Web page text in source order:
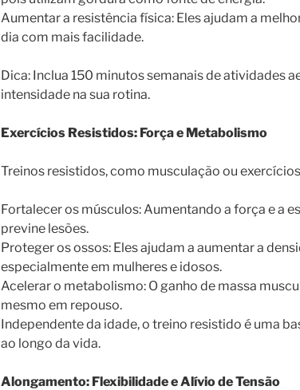
Aumentar a resistência física: Eles ajudam a
dia com mais facilidade.
Dica: Inclua 150 minutos semanais de atividades
intensidade na sua rotina.
Exercícios Resistidos: Força e Metabolismo
Treinos resistidos, como musculação ou
Fortalecer os músculos: Aumentando a força e a
previne lesões.
Proteger os ossos: Eles ajudam a aumentar a
especialmente em mulheres e idosos.
Acelerar o metabolismo: O ganho de massa
mesmo em repouso.
Independente da idade, o treino resistido é uma
ao longo da vida.
Alongamento: Flexibilidade e Alívio de Tensão